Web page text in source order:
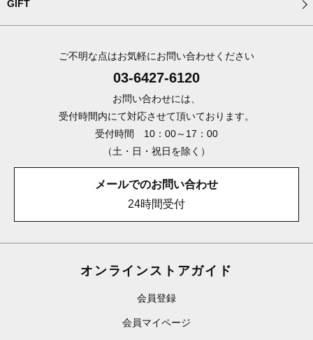
GIFT
ご不明な点はお気軽にお問い合わせください
03-6427-6120
お問い合わせには、
受付時間内にて対応させて頂いております。
受付時間 10：00～17：00
（土・日・祝日を除く）
メールでのお問い合わせ
24時間受付
オンラインストアガイド
会員登録
会員マイページ